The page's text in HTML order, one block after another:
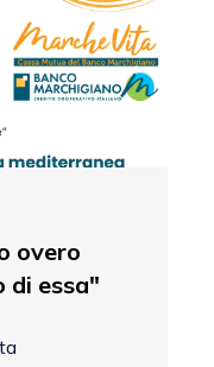
overo
di essa"